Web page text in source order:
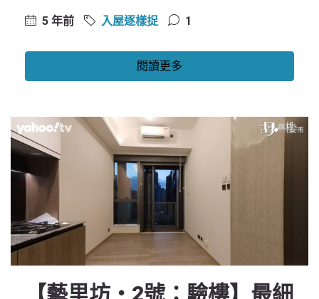
5 年前 入屋逐樣捉 1
閱讀更多
【藝里坊‧2號：驗樓】最細